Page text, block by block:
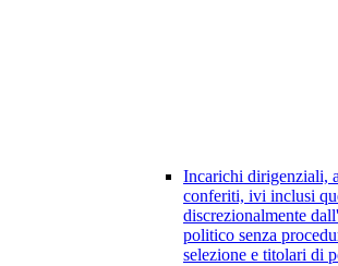
Incarichi dirigenziali,
conferiti, ivi inclusi
discrezionalmente
politico senza
selezione e titolari di